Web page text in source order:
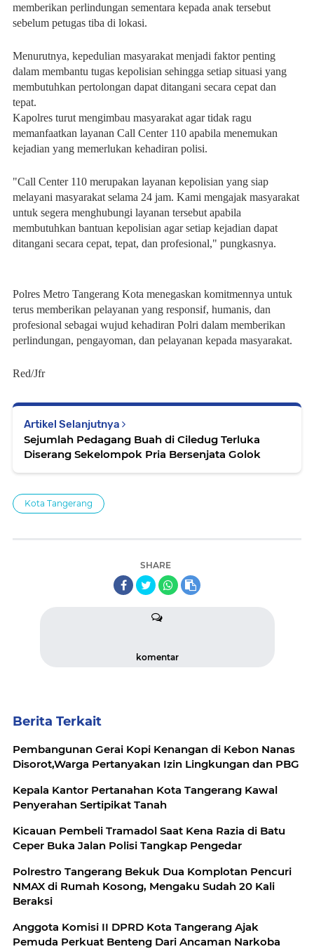
memberikan perlindungan sementara kepada anak tersebut
sebelum petugas tiba di lokasi.
Menurutnya, kepedulian masyarakat menjadi faktor penting
dalam membantu tugas kepolisian sehingga setiap situasi yang
membutuhkan pertolongan dapat ditangani secara cepat dan
tepat.
Kapolres turut mengimbau masyarakat agar tidak ragu
memanfaatkan layanan Call Center 110 apabila menemukan
kejadian yang memerlukan kehadiran polisi.
"Call Center 110 merupakan layanan kepolisian yang siap
melayani masyarakat selama 24 jam. Kami mengajak masyarakat
untuk segera menghubungi layanan tersebut apabila
membutuhkan bantuan kepolisian agar setiap kejadian dapat
ditangani secara cepat, tepat, dan profesional," pungkasnya.
Polres Metro Tangerang Kota menegaskan komitmennya untuk
terus memberikan pelayanan yang responsif, humanis, dan
profesional sebagai wujud kehadiran Polri dalam memberikan
perlindungan, pengayoman, dan pelayanan kepada masyarakat.
Red/Jfr
Artikel Selanjutnya
Sejumlah Pedagang Buah di Ciledug Terluka
Diserang Sekelompok Pria Bersenjata Golok
Kota Tangerang
SHARE
komentar
Berita Terkait
Pembangunan Gerai Kopi Kenangan di Kebon Nanas
Disorot,Warga Pertanyakan Izin Lingkungan dan PBG
Kepala Kantor Pertanahan Kota Tangerang Kawal
Penyerahan Sertipikat Tanah
Kicauan Pembeli Tramadol Saat Kena Razia di Batu
Ceper Buka Jalan Polisi Tangkap Pengedar
Polrestro Tangerang Bekuk Dua Komplotan Pencuri
NMAX di Rumah Kosong, Mengaku Sudah 20 Kali
Beraksi
Anggota Komisi II DPRD Kota Tangerang Ajak
Pemuda Perkuat Benteng Dari Ancaman Narkoba